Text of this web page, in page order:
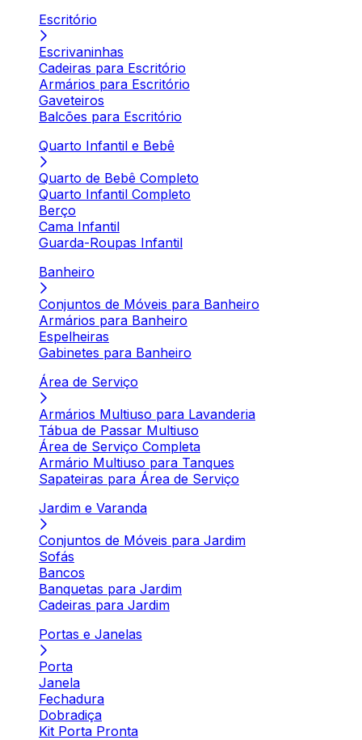
Escritório
Escrivaninhas
Cadeiras para Escritório
Armários para Escritório
Gaveteiros
Balcões para Escritório
Quarto Infantil e Bebê
Quarto de Bebê Completo
Quarto Infantil Completo
Berço
Cama Infantil
Guarda-Roupas Infantil
Banheiro
Conjuntos de Móveis para Banheiro
Armários para Banheiro
Espelheiras
Gabinetes para Banheiro
Área de Serviço
Armários Multiuso para Lavanderia
Tábua de Passar Multiuso
Área de Serviço Completa
Armário Multiuso para Tanques
Sapateiras para Área de Serviço
Jardim e Varanda
Conjuntos de Móveis para Jardim
Sofás
Bancos
Banquetas para Jardim
Cadeiras para Jardim
Portas e Janelas
Porta
Janela
Fechadura
Dobradiça
Kit Porta Pronta